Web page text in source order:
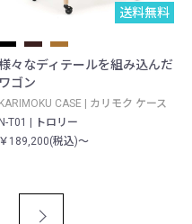
送料無料
々なディテールを組み込んだ
ワゴン
KARIMOKU CASE | カリモク ケース
N-T01 | トロリー
￥189,200(税込)～